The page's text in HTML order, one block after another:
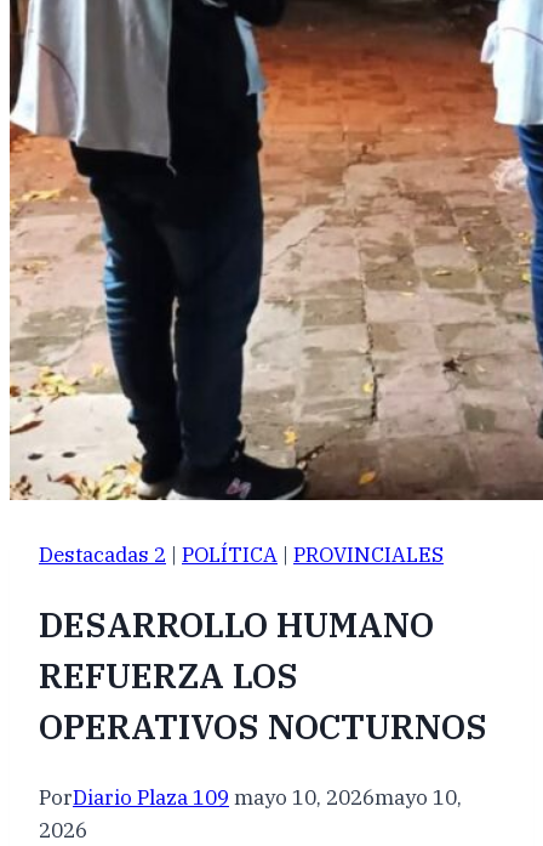
Destacadas 2 | POLÍTICA | PROVINCIALES
DESARROLLO HUMANO
REFUERZA LOS
OPERATIVOS NOCTURNOS
PorDiario Plaza 109 mayo 10, 2026mayo 10,
2026